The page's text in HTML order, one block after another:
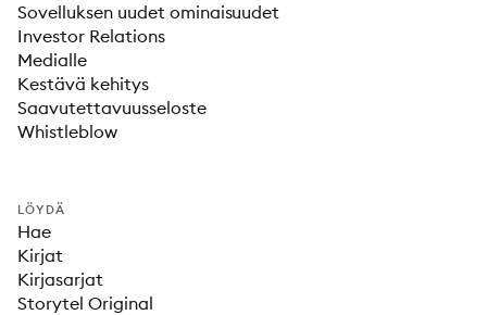
Sovelluksen uudet ominaisuudet
Investor Relations
Medialle
Kestävä kehitys
Saavutettavuusseloste
Whistleblow
LÖYDÄ
Hae
Kirjat
Kirjasarjat
Storytel Original